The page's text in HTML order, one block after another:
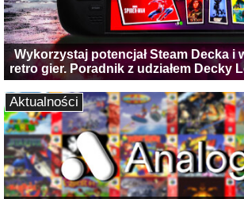
Wykorzystaj potencjał Steam Decka i
retro gier. Poradnik z udziałem Decky
Aktualności